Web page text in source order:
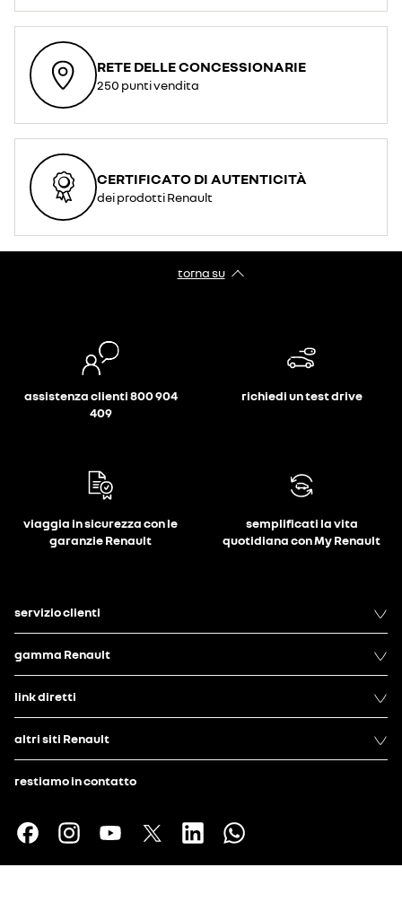
RETE DELLE CONCESSIONARIE
250 punti vendita
CERTIFICATO DI AUTENTICITÀ
dei prodotti Renault
torna su
assistenza clienti 800 904
409
richiedi un test drive
viaggia in sicurezza con le
garanzie Renault
semplificati la vita
quotidiana con My Renault
servizio clienti
gamma Renault
link diretti
altri siti Renault
restiamo in contatto